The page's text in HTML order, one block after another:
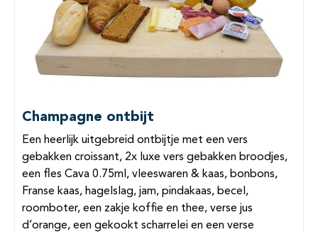
Champagne ontbijt
Een heerlijk uitgebreid ontbijtje met een vers
gebakken croissant, 2x luxe vers gebakken broodjes,
een fles Cava 0.75ml, vleeswaren & kaas, bonbons,
Franse kaas, hagelslag, jam, pindakaas, becel,
roomboter, een zakje koffie en thee, verse jus
d’orange, een gekookt scharrelei en een verse